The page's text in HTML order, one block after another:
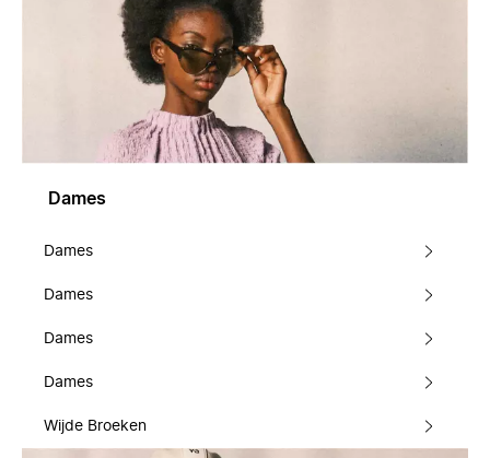
Dames
Dames
Dames
Dames
Dames
Wijde Broeken